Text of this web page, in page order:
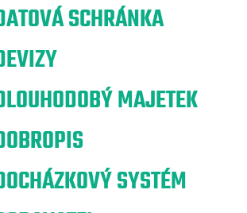
SCHRÁNKA
MAJETEK
SYSTÉM